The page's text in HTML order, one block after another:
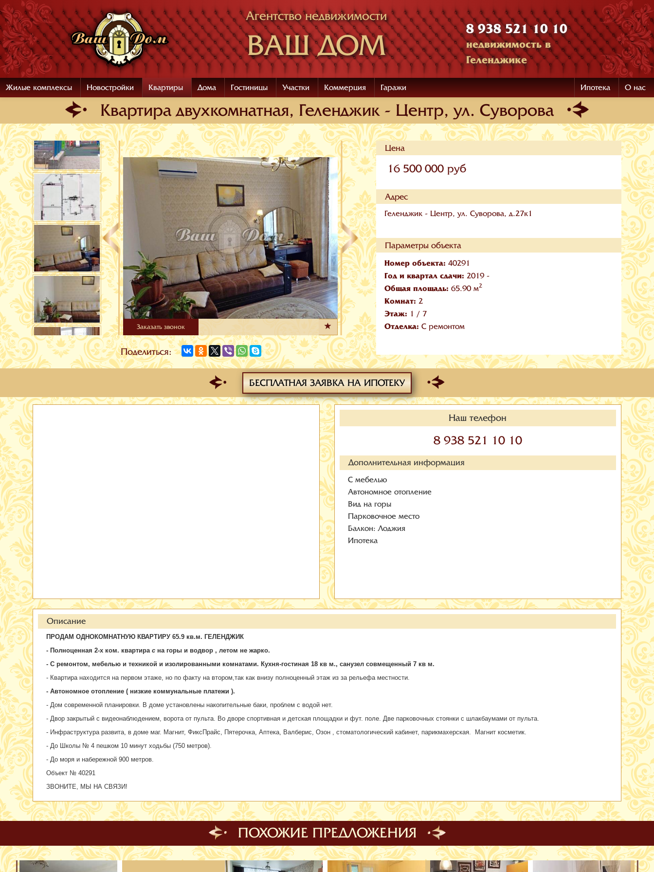
Агентство недвижимости
ВАШ ДОМ
8 938 521 10 10
недвижимость в
Геленджике
Жилые комплексы Новостройки Квартиры Дома Гостиницы Участки Коммерция Гаражи О нас
Ипотека
Квартира двухкомнатная, Геленджик - Центр, ул. Суворова
Заказать звонок
Поделиться:
Цена
16 500 000 руб
Адрес
Геленджик - Центр, ул. Суворова, д.27к1
Параметры объекта
Номер объекта: 40291
Год и квартал сдачи: 2019 -
Общая площадь: 65.90 м2
Комнат: 2
Этаж: 1 / 7
Отделка: С ремонтом
БЕСПЛАТНАЯ ЗАЯВКА НА ИПОТЕКУ
Наш телефон
8 938 521 10 10
Дополнительная информация
С мебелью
Автономное отопление
Вид на горы
Парковочное место
Балкон: Лоджия
Ипотека
Описание
ПРОДАМ ОДНОКОМНАТНУЮ КВАРТИРУ 65.9 кв.м. ГЕЛЕНДЖИК
- Полноценная 2-х ком. квартира сна горы и водвор , летом не жарко.
- С ремонтом, мебелью и техникой и изолированными комнатами. Кухня-гостиная 18 кв м., санузел совмещенный 7 кв м.
- Квартира находится на первом этаже, но по факту на втором,так как внизу полноценный этаж из за рельефа местности.
- Автономное отопление ( низкие коммунальные платежи ).
- Дом современной планировки. В доме установлены накопительные баки, проблем с водой нет.
- Двор закрытый с видеонаблюдением, ворота от пульта. Во дворе спортивная и детская площадки и фут. поле. Две парковочных стоянки с шлакбаумами от пульта.
- Инфраструктура развита, в доме маг. Магнит, ФиксПрайс, Пятерочка, Аптека, Валберис, Озон , стоматологический кабинет, парикмахерская. Магнит косметик.
- До Школы № 4 пешком 10 минут ходьбы (750 метров).
- До моря и набережной 900 метров.
Объект № 40291
ЗВОНИТЕ, МЫ НА СВЯЗИ!
ПОХОЖИЕ ПРЕДЛОЖЕНИЯ